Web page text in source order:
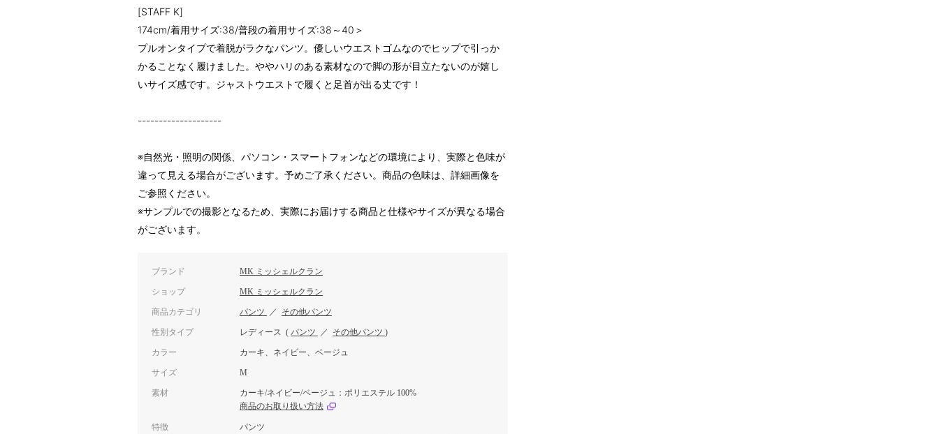
[STAFF K]
174cm/着用サイズ:38/普段の着用サイズ:38～40＞
プルオンタイプで着脱がラクなパンツ。優しいウエストゴムなのでヒップで引っか
かることなく履けました。ややハリのある素材なので脚の形が目立たないのが嬉し
いサイズ感です。ジャストウエストで履くと足首が出る丈です！
--------------------
※自然光・照明の関係、パソコン・スマートフォンなどの環境により、実際と色味が
違って見える場合がございます。予めご了承ください。商品の色味は、詳細画像を
ご参照ください。
※サンプルでの撮影となるため、実際にお届けする商品と仕様やサイズが異なる場合
がございます。
ブランド MK ミッシェルクラン
ショップ MK ミッシェルクラン
商品カテゴリ パンツ ／ その他パンツ
性別タイプ レディース ( パンツ ／ その他パンツ )
カラー カーキ、ネイビー、ベージュ
サイズ M
素材
カーキ/ネイビー/ベージュ：ポリエステル 100%
商品のお取り扱い方法
特徴
パンツ